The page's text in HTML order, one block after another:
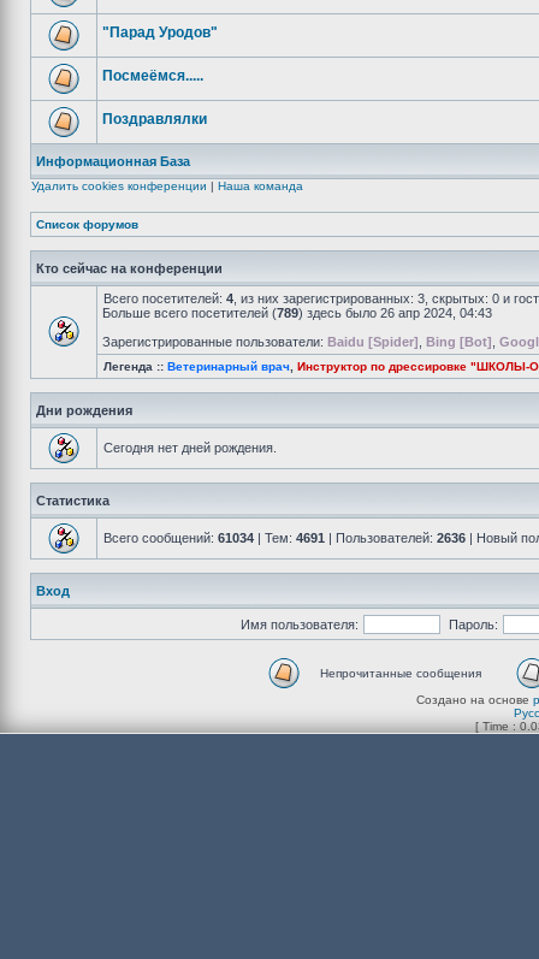
"Парад Уродов"
Посмеёмся.....
Поздравлялки
Информационная База
Удалить cookies конференции | Наша команда
Список форумов
Кто сейчас на конференции
Всего посетителей: 4 , из них зарегистрированных: 3, скрытых: 0 и
Больше всего посетителей (789) здесь было 26 апр 2024, 04:43
Зарегистрированные пользователи: Baidu [Spider] Bing [Bot]
Легенда :: Ветеринарный врач Инструктор по дрессировке "ШКОЛЫ-
Дни рождения
Сегодня нет дней рождения.
Статистика
Всего сообщений: 61034 | Тем: 4691 | Пользователей: 2636 | Новый
Вход
Имя пользователя: Пароль:
Непрочитанные сообщения
Создано на основе
[ Time :